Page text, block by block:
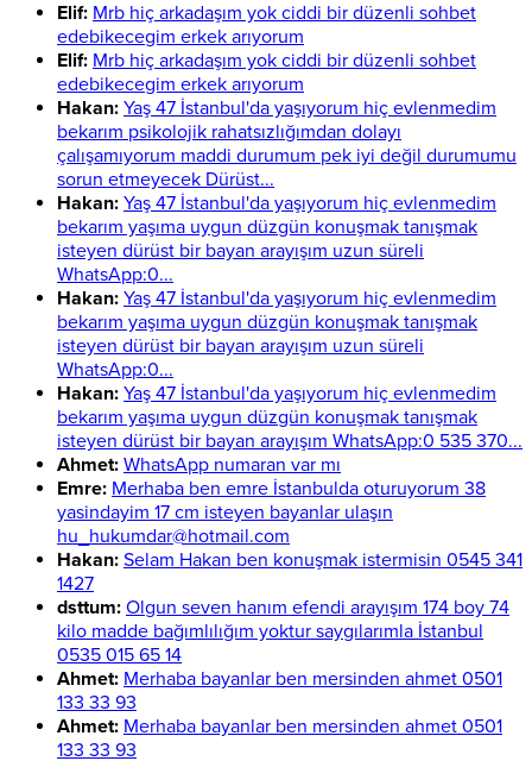
Elif: Mrb hiç arkadaşım yok ciddi bir düzenli sohbet
edebikecegim erkek arıyorum
Elif: Mrb hiç arkadaşım yok ciddi bir düzenli sohbet
edebikecegim erkek arıyorum
Hakan: Yaş 47 İstanbul'da yaşıyorum hiç evlenmedim
bekarım psikolojik rahatsızlığımdan dolayı
çalışamıyorum maddi durumum pek iyi değil durumumu
sorun etmeyecek Dürüst...
Hakan: Yaş 47 İstanbul'da yaşıyorum hiç evlenmedim
bekarım yaşıma uygun düzgün konuşmak tanışmak
isteyen dürüst bir bayan arayışım uzun süreli
WhatsApp:0...
Hakan: Yaş 47 İstanbul'da yaşıyorum hiç evlenmedim
bekarım yaşıma uygun düzgün konuşmak tanışmak
isteyen dürüst bir bayan arayışım uzun süreli
WhatsApp:0...
Hakan: Yaş 47 İstanbul'da yaşıyorum hiç evlenmedim
bekarım yaşıma uygun düzgün konuşmak tanışmak
isteyen dürüst bir bayan arayışım WhatsApp:0 535 370...
Ahmet: WhatsApp numaran var mı
Emre: Merhaba ben emre İstanbulda oturuyorum 38
yasindayim 17 cm isteyen bayanlar ulaşın
hu_hukumdar@hotmail.com
Hakan: Selam Hakan ben konuşmak istermisin 0545 341
1427
dsttum: Olgun seven hanım efendi arayışım 174 boy 74
kilo madde bağımlılığım yoktur saygılarımla İstanbul
0535 015 65 14
Ahmet: Merhaba bayanlar ben mersinden ahmet 0501
133 33 93
Ahmet: Merhaba bayanlar ben mersinden ahmet 0501
133 33 93